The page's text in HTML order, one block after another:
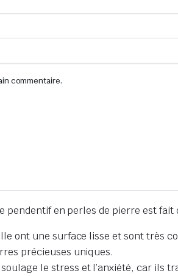
commentaire.
en perles de pierre est
ont une surface lisse et sont très
précieuses uniques.
le stress et l’anxiété,car ils